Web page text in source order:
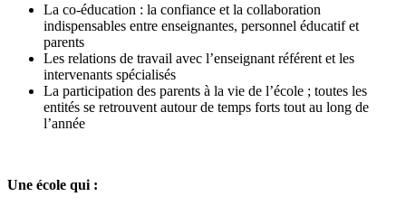
La co-éducation : la confiance et la collaboration
indispensables entre enseignantes, personnel éducatif et
parents
Les relations de travail avec l’enseignant référent et les
intervenants spécialisés
La participation des parents à la vie de l’école ; toutes les
entités se retrouvent autour de temps forts tout au long de
l’année
Une école qui :